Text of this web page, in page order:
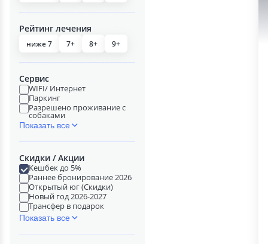
Рейтинг лечения
ниже 7 7+ 8+ 9+
Сервис
WIFI/ Интернет
Паркинг
Разрешено проживание с
собаками
Показать все
Скидки / Акции
Кешбек до 5%
Раннее бронирование 2026
Открытый юг (Скидки)
Новый год 2026-2027
Трансфер в подарок
Показать все